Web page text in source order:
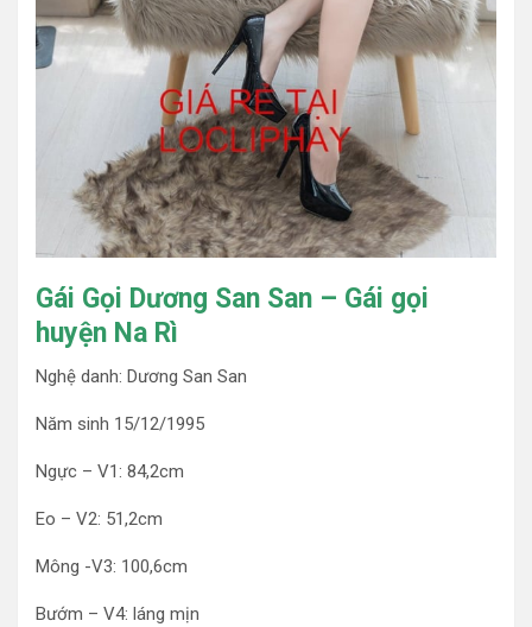
Gái Gọi Dương San San – Gái gọi
huyện Na Rì
Nghệ danh: Dương San San
Năm sinh 15/12/1995
Ngực – V1: 84,2cm
Eo – V2: 51,2cm
Mông -V3: 100,6cm
Bướm – V4: láng mịn